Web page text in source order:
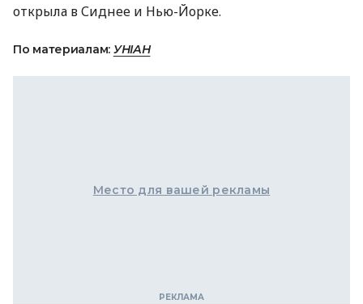
открыла в Сиднее и Нью-Йорке.
По материалам: УНІАН
Место для вашей рекламы